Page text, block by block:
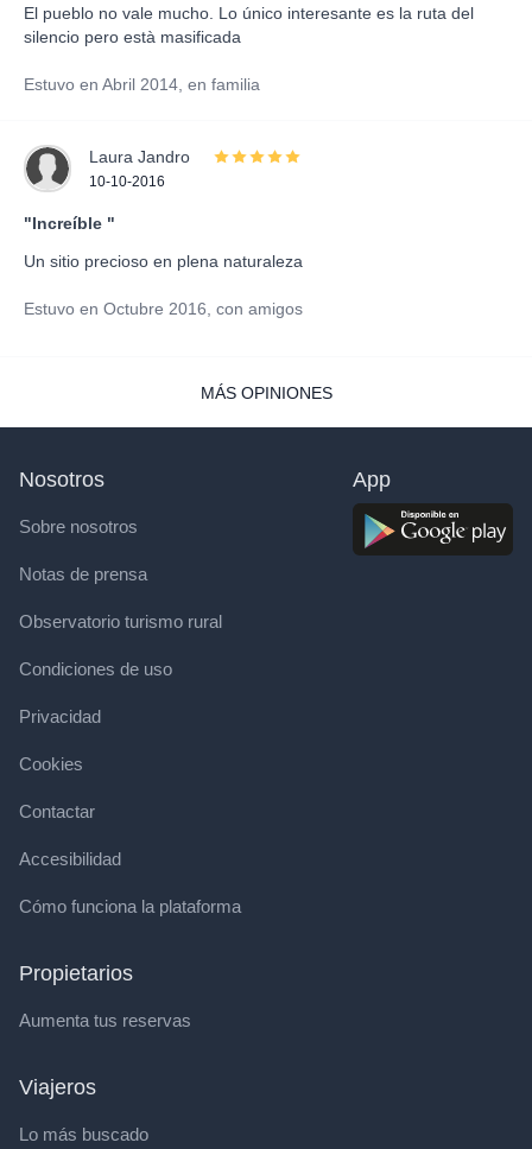
El pueblo no vale mucho. Lo único interesante es la ruta del
silencio pero està masificada
Estuvo en Abril 2014, en familia
Laura Jandro
10-10-2016
"Increíble "
Un sitio precioso en plena naturaleza
Estuvo en Octubre 2016, con amigos
MÁS OPINIONES
Nosotros
Sobre nosotros
Notas de prensa
Observatorio turismo rural
Condiciones de uso
Privacidad
Cookies
Contactar
Accesibilidad
Cómo funciona la plataforma
Propietarios
Aumenta tus reservas
Viajeros
Lo más buscado
App